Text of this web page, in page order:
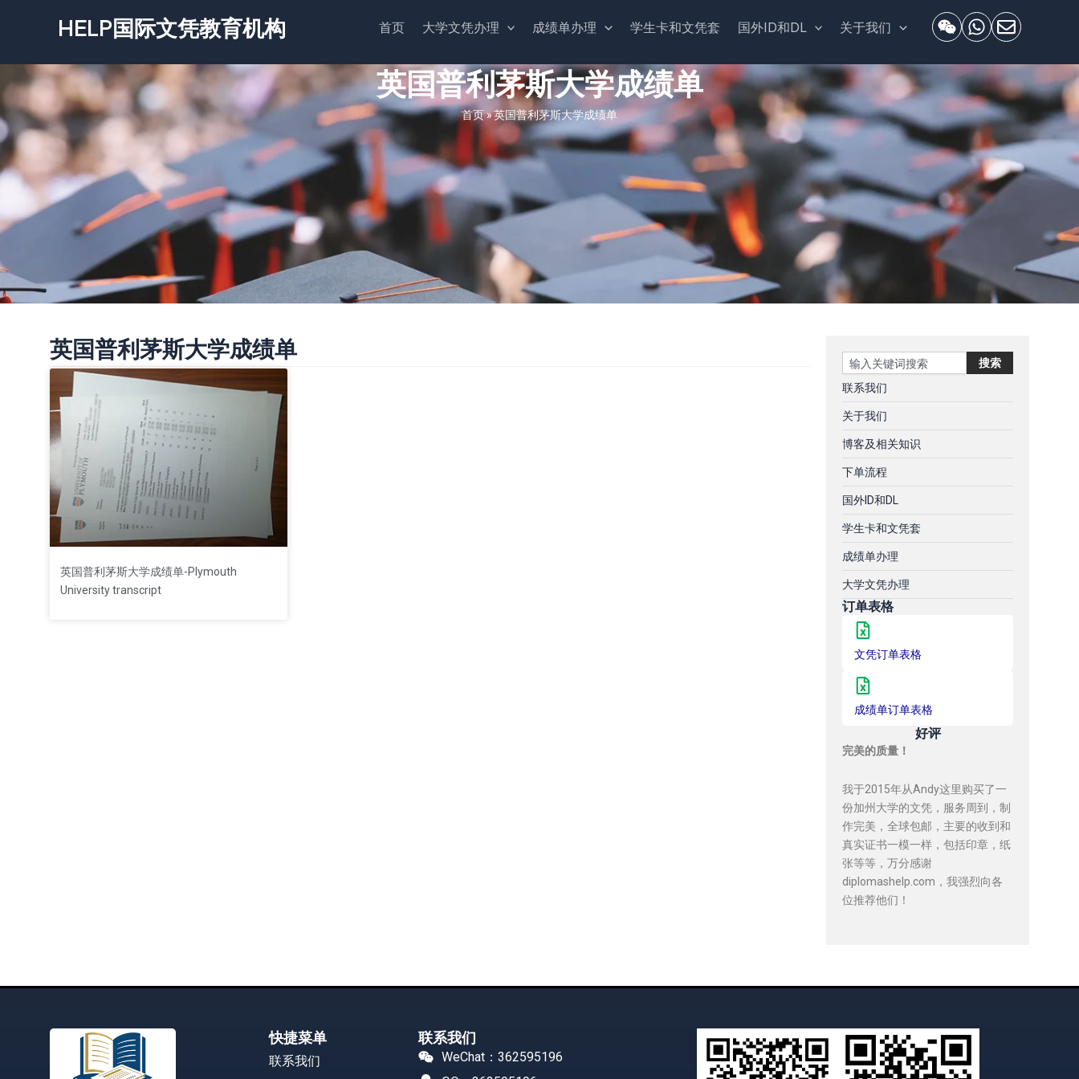
容
HELP国际文凭教育机构 首页 大学文凭办理 成绩单办理 学生卡和文凭套 国外ID和DL 关于我们
英国普利茅斯大学成绩单
首页»英国普利茅斯大学成绩单
英国普利茅斯大学成绩单
英国普利茅斯大学成绩单-Plymouth
University transcript
Search 搜索
联系我们
关于我们
博客及相关知识
下单流程
国外ID和DL
学生卡和文凭套
成绩单办理
大学文凭办理
订单表格
文凭订单表格
成绩单订单表格
好评
完美的质量！
我于2015年从Andy这里购买了一
份加州大学的文凭，服务周到，制
作完美，全球包邮，主要的收到和
真实证书一模一样，包括印章，纸
张等等，万分感谢
diplomashelp.com，我强烈向各
位推荐他们！
快捷菜单
联系我们
联系我们
WeChat：362595196